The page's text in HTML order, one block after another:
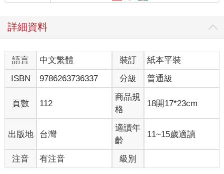
詳細資料
語言 中文繁體 裝訂
紙本平裝
ISBN
9786263736337 分級 普通級
頁數 112
商品規
格
18開17*23cm
出版地 台灣
適讀年
齡
11~15歲適讀
注音 有注音 級別